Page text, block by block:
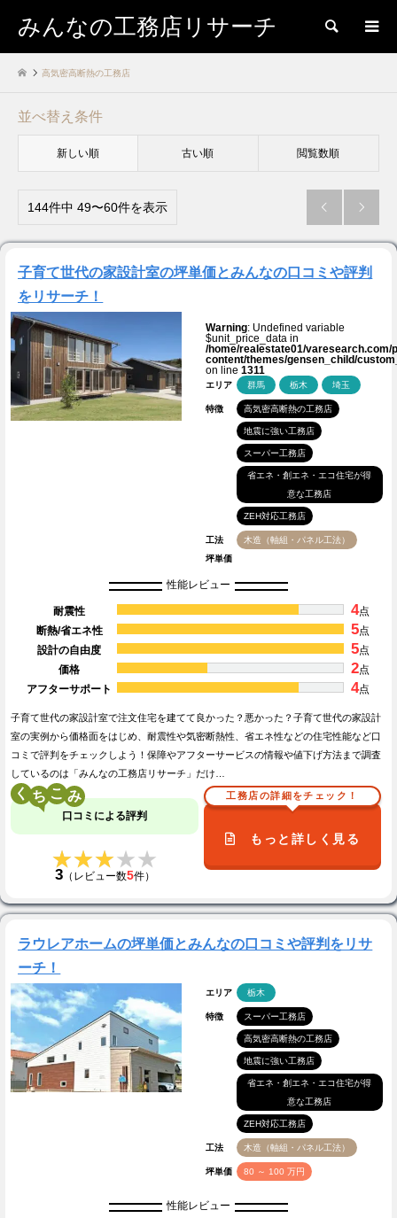
みんなの工務店リサーチ 検索
高気密高断熱の工務店
並べ替え条件
新しい順 古い順 閲覧数順
144件中 49〜60件を表示  
子育て世代の家設計室の坪単価とみんなの口コミや評判
をリサーチ！
Warning: Undefined variable
$unit_price_data in
/home/realestate01/varesearch.com/
content/themes/gensen_child/
on line 1311
エリア 群馬 栃木 埼玉
特徴 高気密高断熱の工務店
地震に強い工務店
スーパー工務店
省エネ・創エネ・エコ住宅が得
意な工務店
ZEH対応工務店
工法
木造（軸組・パネル工法）
坪単価
性能レビュー
耐震性 4点
断熱/省エネ性
5点
設計の自由度
5点
価格
2点
アフターサポート
4点
子育て世代の家設計室で注文住宅を建てて良かった？悪かった？子育て世代の家設計
室の実例から価格面をはじめ、耐震性や気密断熱性、省エネ性などの住宅性能など口
コミで評判をチェックしよう！保障やアフターサービスの情報や値下げ方法まで調査
しているのは「みんなの工務店リサーチ」だけ…
く こ
口コミによる評判
★★★★★
★★★★★
3（レビュー数5件）
工務店の詳細をチェック！
もっと詳しく見る
ラウレアホームの坪単価とみんなの口コミや評判をリサ
ーチ！
エリア 栃木
特徴 スーパー工務店
高気密高断熱の工務店
地震に強い工務店
省エネ・創エネ・エコ住宅が得
意な工務店
ZEH対応工務店
工法 木造（軸組・パネル工法）
坪単価 80 ～ 100 万円
性能レビュー